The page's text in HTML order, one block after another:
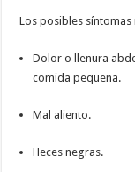
Los posibles síntomas
Dolor o llenura
comida pequeña.
Mal aliento.
Heces negras.